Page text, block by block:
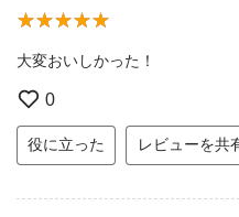
大変おいしかった！
0
役に立った レビューを共